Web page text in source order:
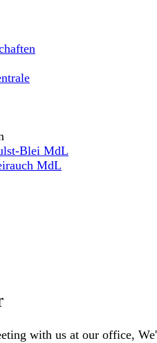
Blei MdL
MdL
with us at our office,